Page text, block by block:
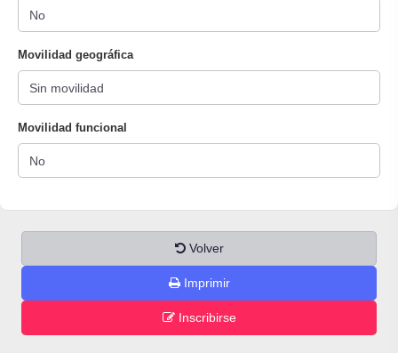
Movilidad geográfica
Movilidad funcional
Volver
Imprimir
Inscribirse